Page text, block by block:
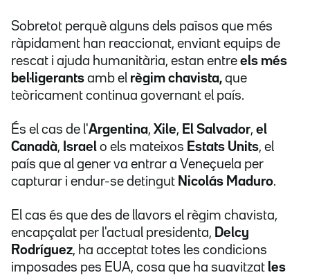
Sobretot perquè alguns dels països que més
ràpidament han reaccionat, enviant equips de
rescat i ajuda humanitària, estan entre els més
bel·ligerants amb el règim chavista, que
teòricament continua governant el país.
És el cas de l'Argentina, Xile, El Salvador, el
Canadà, Israel o els mateixos Estats Units, el
país que al gener va entrar a Veneçuela per
capturar i endur-se detingut Nicolás Maduro.
El cas és que des de llavors el règim chavista,
encapçalat per l'actual presidenta, Delcy
Rodríguez, ha acceptat totes les condicions
imposades pes EUA, cosa que ha suavitzat les